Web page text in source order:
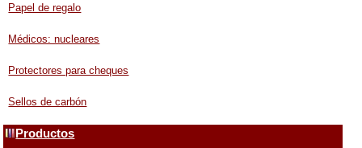
Papel de regalo
Médicos: nucleares
Protectores para cheques
Sellos de carbón
Productos